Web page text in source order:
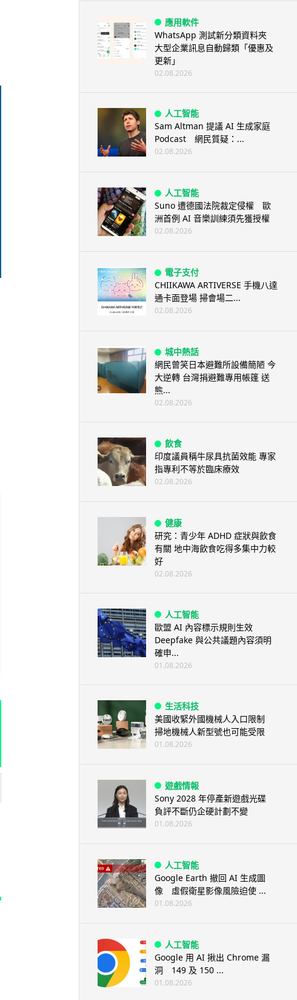
應用軟件
WhatsApp 測試新分類資料夾
大型企業訊息自動歸類「優惠及
更新」
02.08.2026
人工智能
Sam Altman 提議 AI 生成家庭
Podcast 網民質疑：...
02.08.2026
人工智能
Suno 遭德國法院裁定侵權 歐
洲首例 AI 音樂訓練須先獲授權
02.08.2026
電子支付
CHIIKAWA ARTIVERSE 手機八達
通卡面登場 掃會場二...
02.08.2026
城中熱話
網民曾笑日本避難所設備簡陋 今
大逆轉 台灣捐避難專用帳篷 送
熊...
02.08.2026
飲食
印度議員稱牛尿具抗菌效能 專家
指專利不等於臨床療效
02.08.2026
健康
研究：青少年 ADHD 症狀與飲食
有關 地中海飲食吃得多集中力較
好
02.08.2026
人工智能
歐盟 AI 內容標示規則生效
Deepfake 與公共議題內容須明
確申...
01.08.2026
生活科技
美國收緊外國機械人入口限制
掃地機械人新型號也可能受限
01.08.2026
遊戲情報
Sony 2028 年停產新遊戲光碟
負評不斷仍企硬計劃不變
01.08.2026
人工智能
Google Earth 撤回 AI 生成圖
像 虛假衛星影像風險迫使 ...
01.08.2026
人工智能
Google 用 AI 揪出 Chrome 漏
洞 149 及 150 ...
01.08.2026